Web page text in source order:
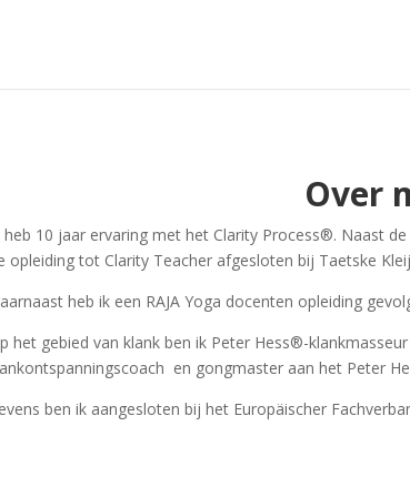
Over
heb 10 jaar ervaring met het Clarity Process®. Naast
opleiding tot Clarity Teacher afgesloten bij Taetske
heb ik een RAJA Yoga docenten opleiding
het gebied van klank ben ik Peter Hess®-
en gongmaster aan het Peter
ben ik aangesloten bij het Europäischer